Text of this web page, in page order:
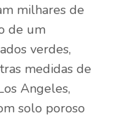
milhares de
de um
verdes,
medidas de
Angeles,
solo poroso